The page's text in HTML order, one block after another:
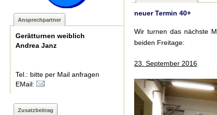
Ansprechpartner
Gerätturnen weiblich
Andrea Janz
Tel.: bitte per Mail anfragen
EMail:
Zusatzbeitrag
neuer Termin 40+
Wir turnen das nächste
beiden Freitage:
23. September 2016